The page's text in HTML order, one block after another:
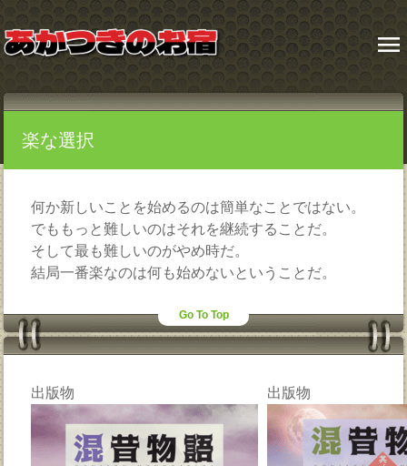
menu
楽な選択
何か新しいことを始めるのは簡単なことではない。
でももっと難しいのはそれを継続することだ。
そして最も難しいのがやめ時だ。
結局一番楽なのは何も始めないということだ。
Go To Top
出版物 出版物